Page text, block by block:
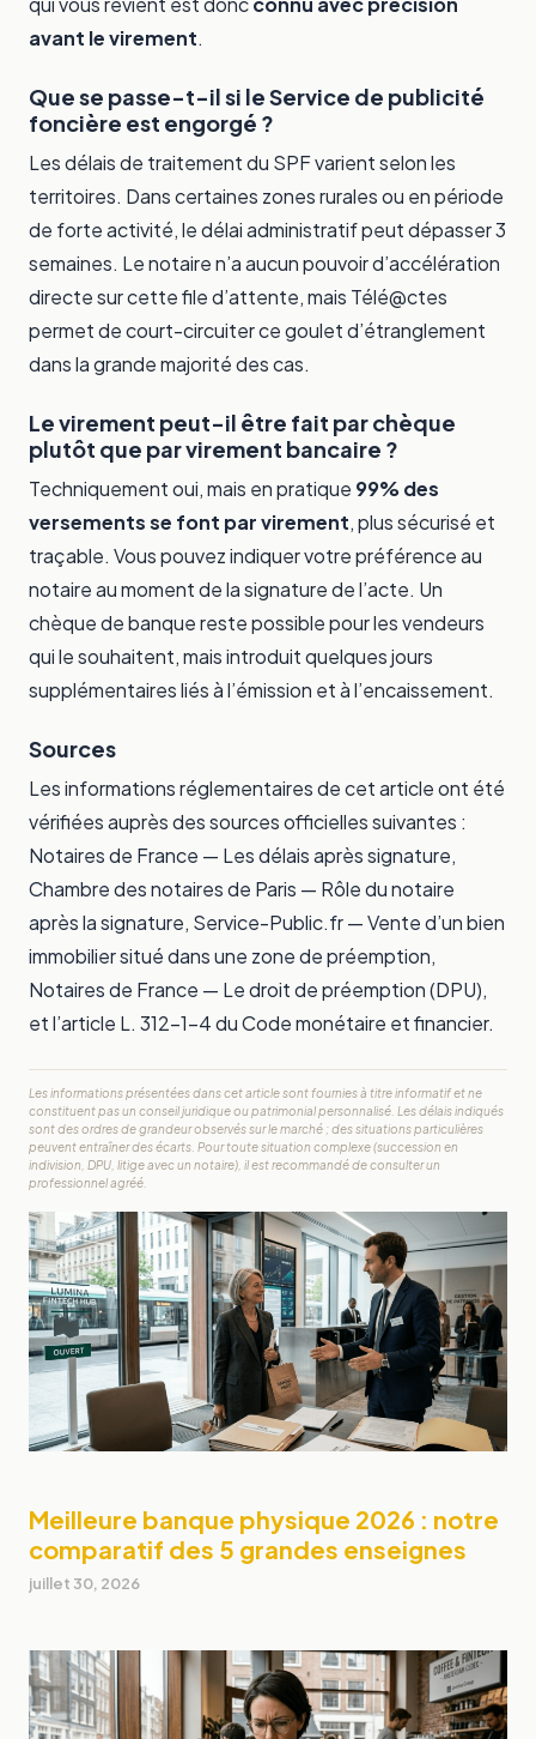
avant le virement.
Que se passe-t-il si le Service de publicité
foncière est engorgé ?
Les délais de traitement du SPF varient selon les
territoires. Dans certaines zones rurales ou en période
de forte activité, le délai administratif peut dépasser 3
semaines. Le notaire n’a aucun pouvoir d’accélération
directe sur cette file d’attente, mais Télé@ctes
permet de court-circuiter ce goulet d’étranglement
dans la grande majorité des cas.
Le virement peut-il être fait par chèque
plutôt que par virement bancaire ?
Techniquement oui, mais en pratique 99% des
versements se font par virement, plus sécurisé et
traçable. Vous pouvez indiquer votre préférence au
notaire au moment de la signature de l’acte. Un
chèque de banque reste possible pour les vendeurs
qui le souhaitent, mais introduit quelques jours
supplémentaires liés à l’émission et à l’encaissement.
Sources
Les informations réglementaires de cet article ont été
vérifiées auprès des sources officielles suivantes :
Notaires de France — Les délais après signature,
Chambre des notaires de Paris — Rôle du notaire
après la signature, Service-Public.fr — Vente d’un bien
immobilier situé dans une zone de préemption,
Notaires de France — Le droit de préemption (DPU),
et l’article L. 312-1-4 du Code monétaire et financier.
Les informations présentées dans cet article sont fournies à titre informatif et ne
constituent pas un conseil juridique ou patrimonial personnalisé. Les délais indiqués
sont des ordres de grandeur observés sur le marché ; des situations particulières
peuvent entraîner des écarts. Pour toute situation complexe (succession en
indivision, DPU, litige avec un notaire), il est recommandé de consulter un
professionnel agréé.
Meilleure banque physique 2026 : notre
comparatif des 5 grandes enseignes
juillet 30, 2026